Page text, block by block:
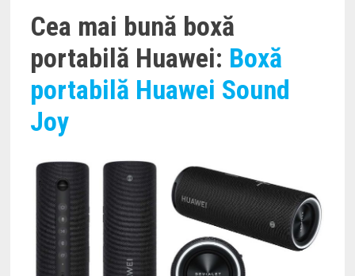
Cea mai bună boxă
portabilă Huawei: Boxă
portabilă Huawei Sound
Joy